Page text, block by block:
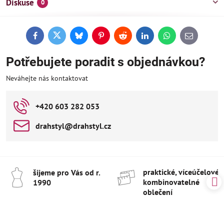
Diskuse 0
FacebookTwitterBlueskyPinterestReddit LinkedInWhatsApp
E-
mail
Potřebujete poradit s objednávkou?
Neváhejte nás kontaktovat
+420 603 282 053
drahstyl​@drahstyl​.cz
šijeme pro Vás od r​.
1990
praktické, víceúčelové
kombinovatelné
oblečení